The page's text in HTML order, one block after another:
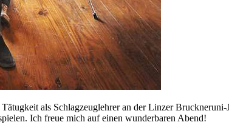
als Schlagzeuglehrer an der Linzer
Ich freue mich auf einen wunderbaren Abend!